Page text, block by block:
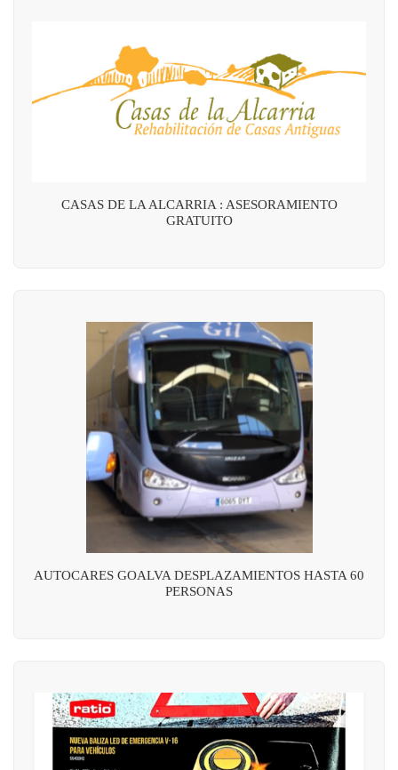
CASAS DE LA ALCARRIA : ASESORAMIENTO
GRATUITO
AUTOCARES GOALVA DESPLAZAMIENTOS HASTA 60
PERSONAS